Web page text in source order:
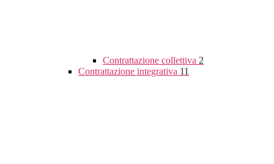
Contrattazione collettiva 2
Contrattazione integrativa 11